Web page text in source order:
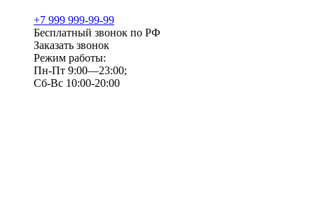
+7 999 999-99-99
Бесплатный звонок по РФ
Заказать звонок
Режим работы:
Пн-Пт 9:00—23:00;
Сб-Вс 10:00-20:00